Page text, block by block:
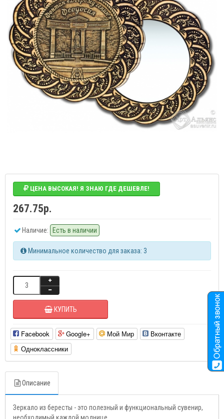
ЦЕНА ВЫСОКАЯ! Я ЗНАЮ ГДЕ ДЕШЕВЛЕ!
267.75р.
Наличие: Есть в наличии
Минимальное количество для заказа: 3
КУПИТЬ
Facebook Google+ Мой Мир
Вконтакте
Одноклассники
Описание
Зеркало из бересты - это полезный и функциональный сувенир,